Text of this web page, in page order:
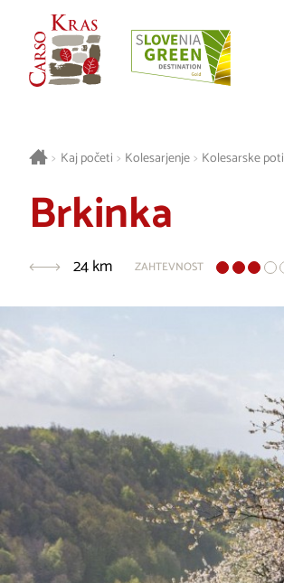
> Kaj početi > Kolesarjenje > Kolesarske poti
Brkinka
24 km ZAHTEVNOST